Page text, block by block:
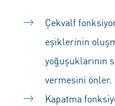
Çekvalf
eşiklerinin
yoğuşuklarının
vermesini önler.
Kapatma